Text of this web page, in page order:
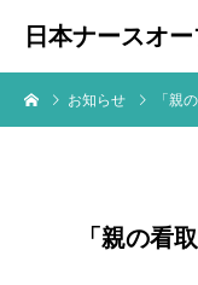
日本ナースオ
お知らせ 「親
「親の看